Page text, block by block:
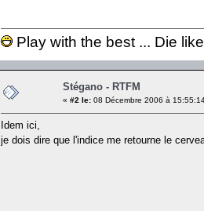
Play with the best ... Die
Stégano - RTFM
« #2 le: 08 Décembre 2006 à
Idem ici,
je dois dire que l'indice me retourne le